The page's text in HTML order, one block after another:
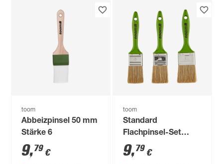
toom
Abbeizpinsel 50 mm
Stärke 6
9,79 €
toom
Standard
Flachpinsel-Set
Kunststoff grün 40 -
50 mm 3 Stück
9,79 €